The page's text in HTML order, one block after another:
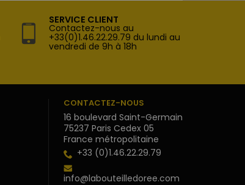
SERVICE CLIENT
Contactez-nous au
+33(0)1.46.22.29.79 du lundi au
vendredi de 9h à 18h
CONTACTEZ-NOUS
16 boulevard Saint-Germain
75237 Paris Cedex 05
France métropolitaine
+33 (0)1.46.22.29.79
info@labouteilledoree.com